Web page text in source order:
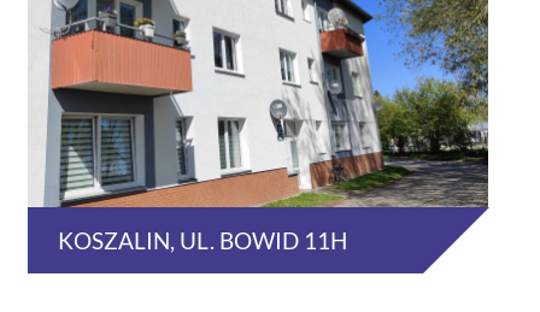
KOSZALIN, UL. BOWID 11H